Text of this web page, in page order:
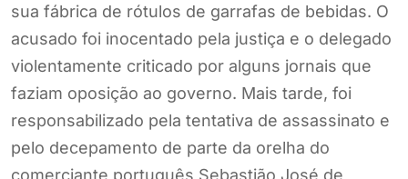
sua fábrica de rótulos de garrafas de bebidas. O
acusado foi inocentado pela justiça e o delegado
violentamente criticado por alguns jornais que
faziam oposição ao governo. Mais tarde, foi
responsabilizado pela tentativa de assassinato e
pelo decepamento de parte da orelha do
comerciante português Sebastião José de